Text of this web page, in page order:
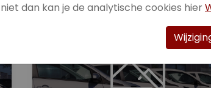
niet dan kan je de analytische cookies hier